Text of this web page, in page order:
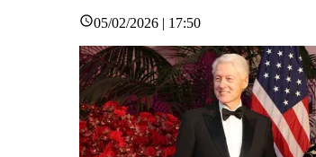
05/02/2026 | 17:50